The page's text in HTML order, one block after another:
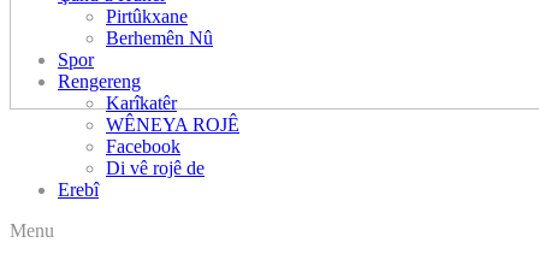
Pirtûkxane
Berhemên Nû
Spor
Rengereng
Karîkatêr
WÊNEYA ROJÊ
Facebook
Di vê rojê de
Menu